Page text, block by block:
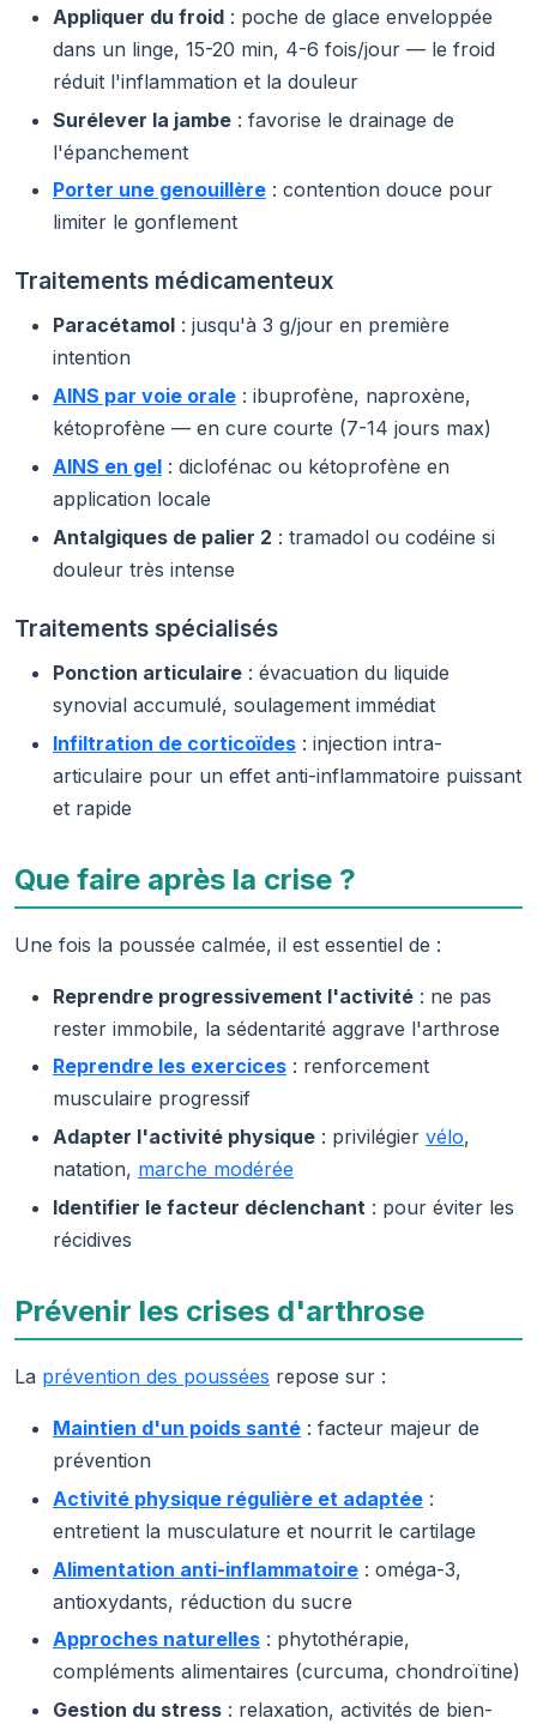
Appliquer du froid : poche de glace enveloppée
dans un linge, 15-20 min, 4-6 fois/jour — le froid
réduit l'inflammation et la douleur
Surélever la jambe : favorise le drainage de
l'épanchement
Porter une genouillère : contention douce pour
limiter le gonflement
Traitements médicamenteux
Paracétamol : jusqu'à 3 g/jour en première
intention
AINS par voie orale : ibuprofène, naproxène,
kétoprofène — en cure courte (7-14 jours max)
AINS en gel : diclofénac ou kétoprofène en
application locale
Antalgiques de palier 2 : tramadol ou codéine si
douleur très intense
Traitements spécialisés
Ponction articulaire : évacuation du liquide
synovial accumulé, soulagement immédiat
Infiltration de corticoïdes : injection intra-
articulaire pour un effet anti-inflammatoire puissant
et rapide
Que faire après la crise ?
Une fois la poussée calmée, il est essentiel de :
Reprendre progressivement l'activité : ne pas
rester immobile, la sédentarité aggrave l'arthrose
Reprendre les exercices : renforcement
musculaire progressif
Adapter l'activité physique : privilégier vélo,
natation, marche modérée
Identifier le facteur déclenchant : pour éviter les
récidives
Prévenir les crises d'arthrose
La prévention des poussées repose sur :
Maintien d'un poids santé : facteur majeur de
prévention
Activité physique régulière et adaptée :
entretient la musculature et nourrit le cartilage
Alimentation anti-inflammatoire : oméga-3,
antioxydants, réduction du sucre
Approches naturelles : phytothérapie,
compléments alimentaires (curcuma, chondroïtine)
Gestion du stress : relaxation, activités de bien-